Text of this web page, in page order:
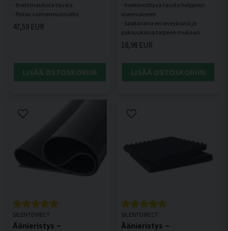
- Itseliimautuva tausta
47,59 EUR
LISÄÄ OSTOSKORIIN
- Itsekiinnittyvä tausta helppoon
asennukseen
- Saatavana eri leveyksinä ja
18,98 EUR
LISÄÄ OSTOSKORIIN
SILENTDIRECT
Äänieristys –
SILENTDIRECT
Äänieristys –